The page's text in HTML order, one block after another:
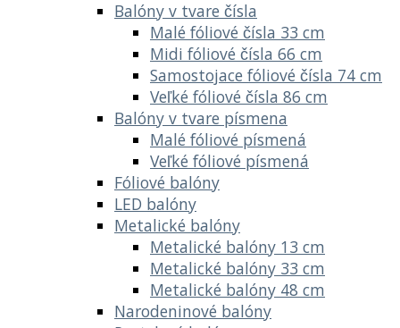
Balóny v tvare čísla
Malé fóliové čísla 33 cm
Midi fóliové čísla 66 cm
Samostojace fóliové čísla 74 cm
Veľké fóliové čísla 86 cm
Balóny v tvare písmena
Malé fóliové písmená
Veľké fóliové písmená
Fóliové balóny
LED balóny
Metalické balóny
Metalické balóny 13 cm
Metalické balóny 33 cm
Metalické balóny 48 cm
Narodeninové balóny